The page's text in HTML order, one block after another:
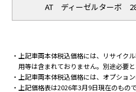
AT ディーゼルターボ
上記車両本体税込価格には、リサイク
用等は含まれておりません。別途必要と
上記車両本体税込価格には、オプショ
上記価格表は2026年3月9日現在のもの